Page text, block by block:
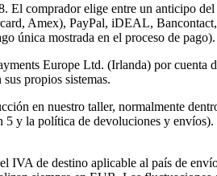
comprador elige entre un anticipo
Amex), PayPal, iDEAL,
única mostrada en el proceso de pago).
Europe Ltd. (Irlanda) por
propios sistemas.
en nuestro taller, normalmente
y la política de devoluciones y
IVA de destino aplicable al país de